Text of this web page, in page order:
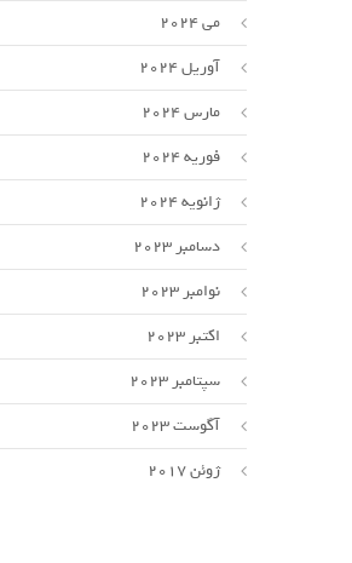
می 2024
آوریل 2024
مارس 2024
فوریه 2024
ژانویه 2024
دسامبر 2023
نوامبر 2023
اکتبر 2023
سپتامبر 2023
آگوست 2023
ژوئن 2017